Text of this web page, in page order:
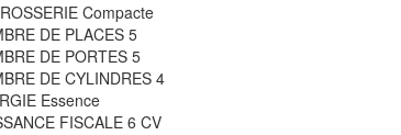
Compacte
DE PLACES 5
DE PORTES 5
DE CYLINDRES 4
Essence
FISCALE 6 CV